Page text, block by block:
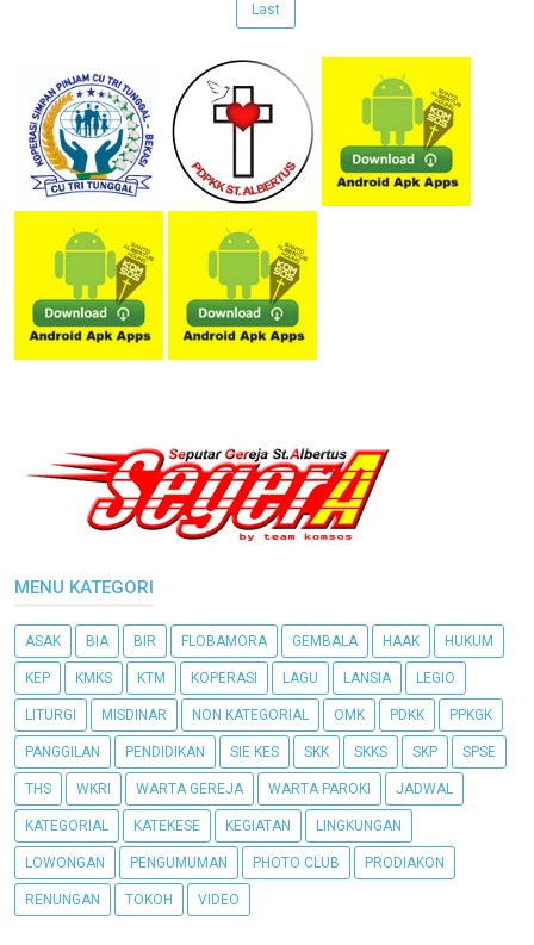
Last
MENU KATEGORI
ASAK BIA BIR FLOBAMORA GEMBALA HAAK HUKUM
KEP KMKS KTM KOPERASI LAGU LANSIA LEGIO
LITURGI MISDINAR NON KATEGORIAL OMK PDKK PPKGK
PANGGILAN PENDIDIKAN SIE KES SKK SKKS SKP SPSE
THS WKRI WARTA GEREJA WARTA PAROKI JADWAL
KATEGORIAL KATEKESE KEGIATAN LINGKUNGAN
LOWONGAN PENGUMUMAN PHOTO CLUB PRODIAKON
RENUNGAN TOKOH VIDEO